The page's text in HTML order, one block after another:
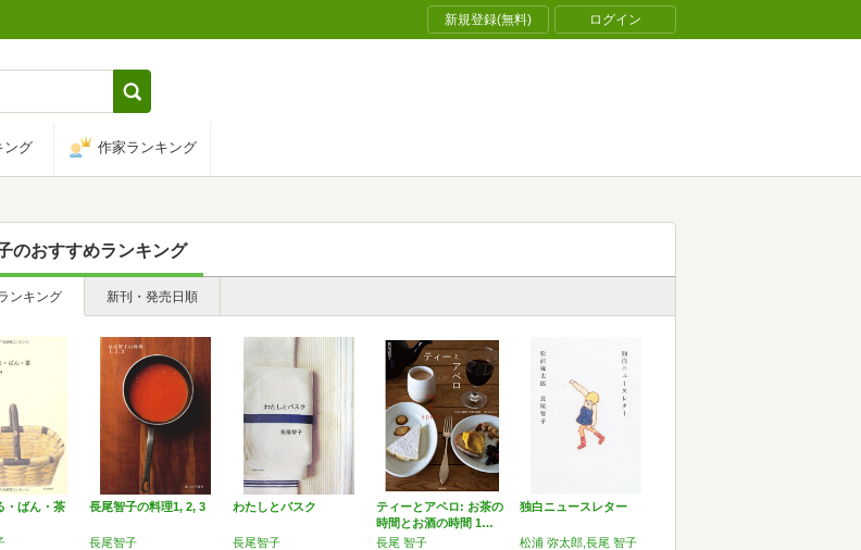
新規登録(無料) ログイン
ング 作家ランキング
のおすすめランキング
ンキング 新刊・発売日順
・ばん・茶 長尾智子の料理1, 2, 3
長尾智子
わたしとバスク
長尾智子
ティーとアペロ: お茶の
時間とお酒の時間 1…
長尾 智子
独白ニュースレター
松浦 弥太郎,長尾 智子